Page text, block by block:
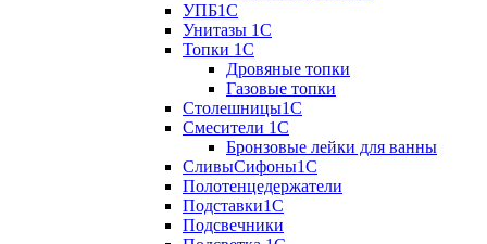
УПБ1С
Унитазы 1С
Топки 1С
Дровяные топки
Газовые топки
Столешницы1С
Смесители 1С
Бронзовые лейки для ванны
СливыСифоны1С
Полотенцедержатели
Подставки1С
Подсвечники